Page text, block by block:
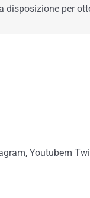
disposizione per
Youtubem